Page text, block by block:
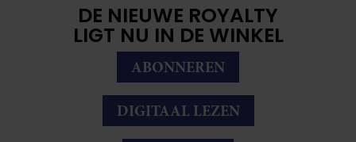
DE NIEUWE ROYALTY
LIGT NU IN DE WINKEL
ABONNEREN
DIGITAAL LEZEN